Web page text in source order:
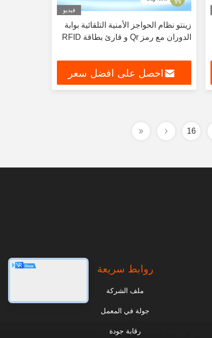
فيديو
زينتو نظام الحواجز الأمنية التلقائية بوابة
الدوران مع رمز Qr و قارئ بطاقة RFID
احصل على افضل سعر
16
روابط سريعة
ملف الشركة
جولة في المعمل
رقابة جودة